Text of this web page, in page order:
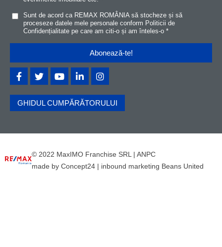
Sunt de acord ca REMAX ROMÂNIA să stocheze și să
proceseze datele mele personale conform Politicii de
Confidențialitate pe care am citi-o și am înteles-o *
GHIDUL CUMPĂRĂTORULUI
© 2022 MaxIMO Franchise SRL | ANPC
made by Concept24| inbound marketing Beans United